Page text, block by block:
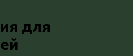
для